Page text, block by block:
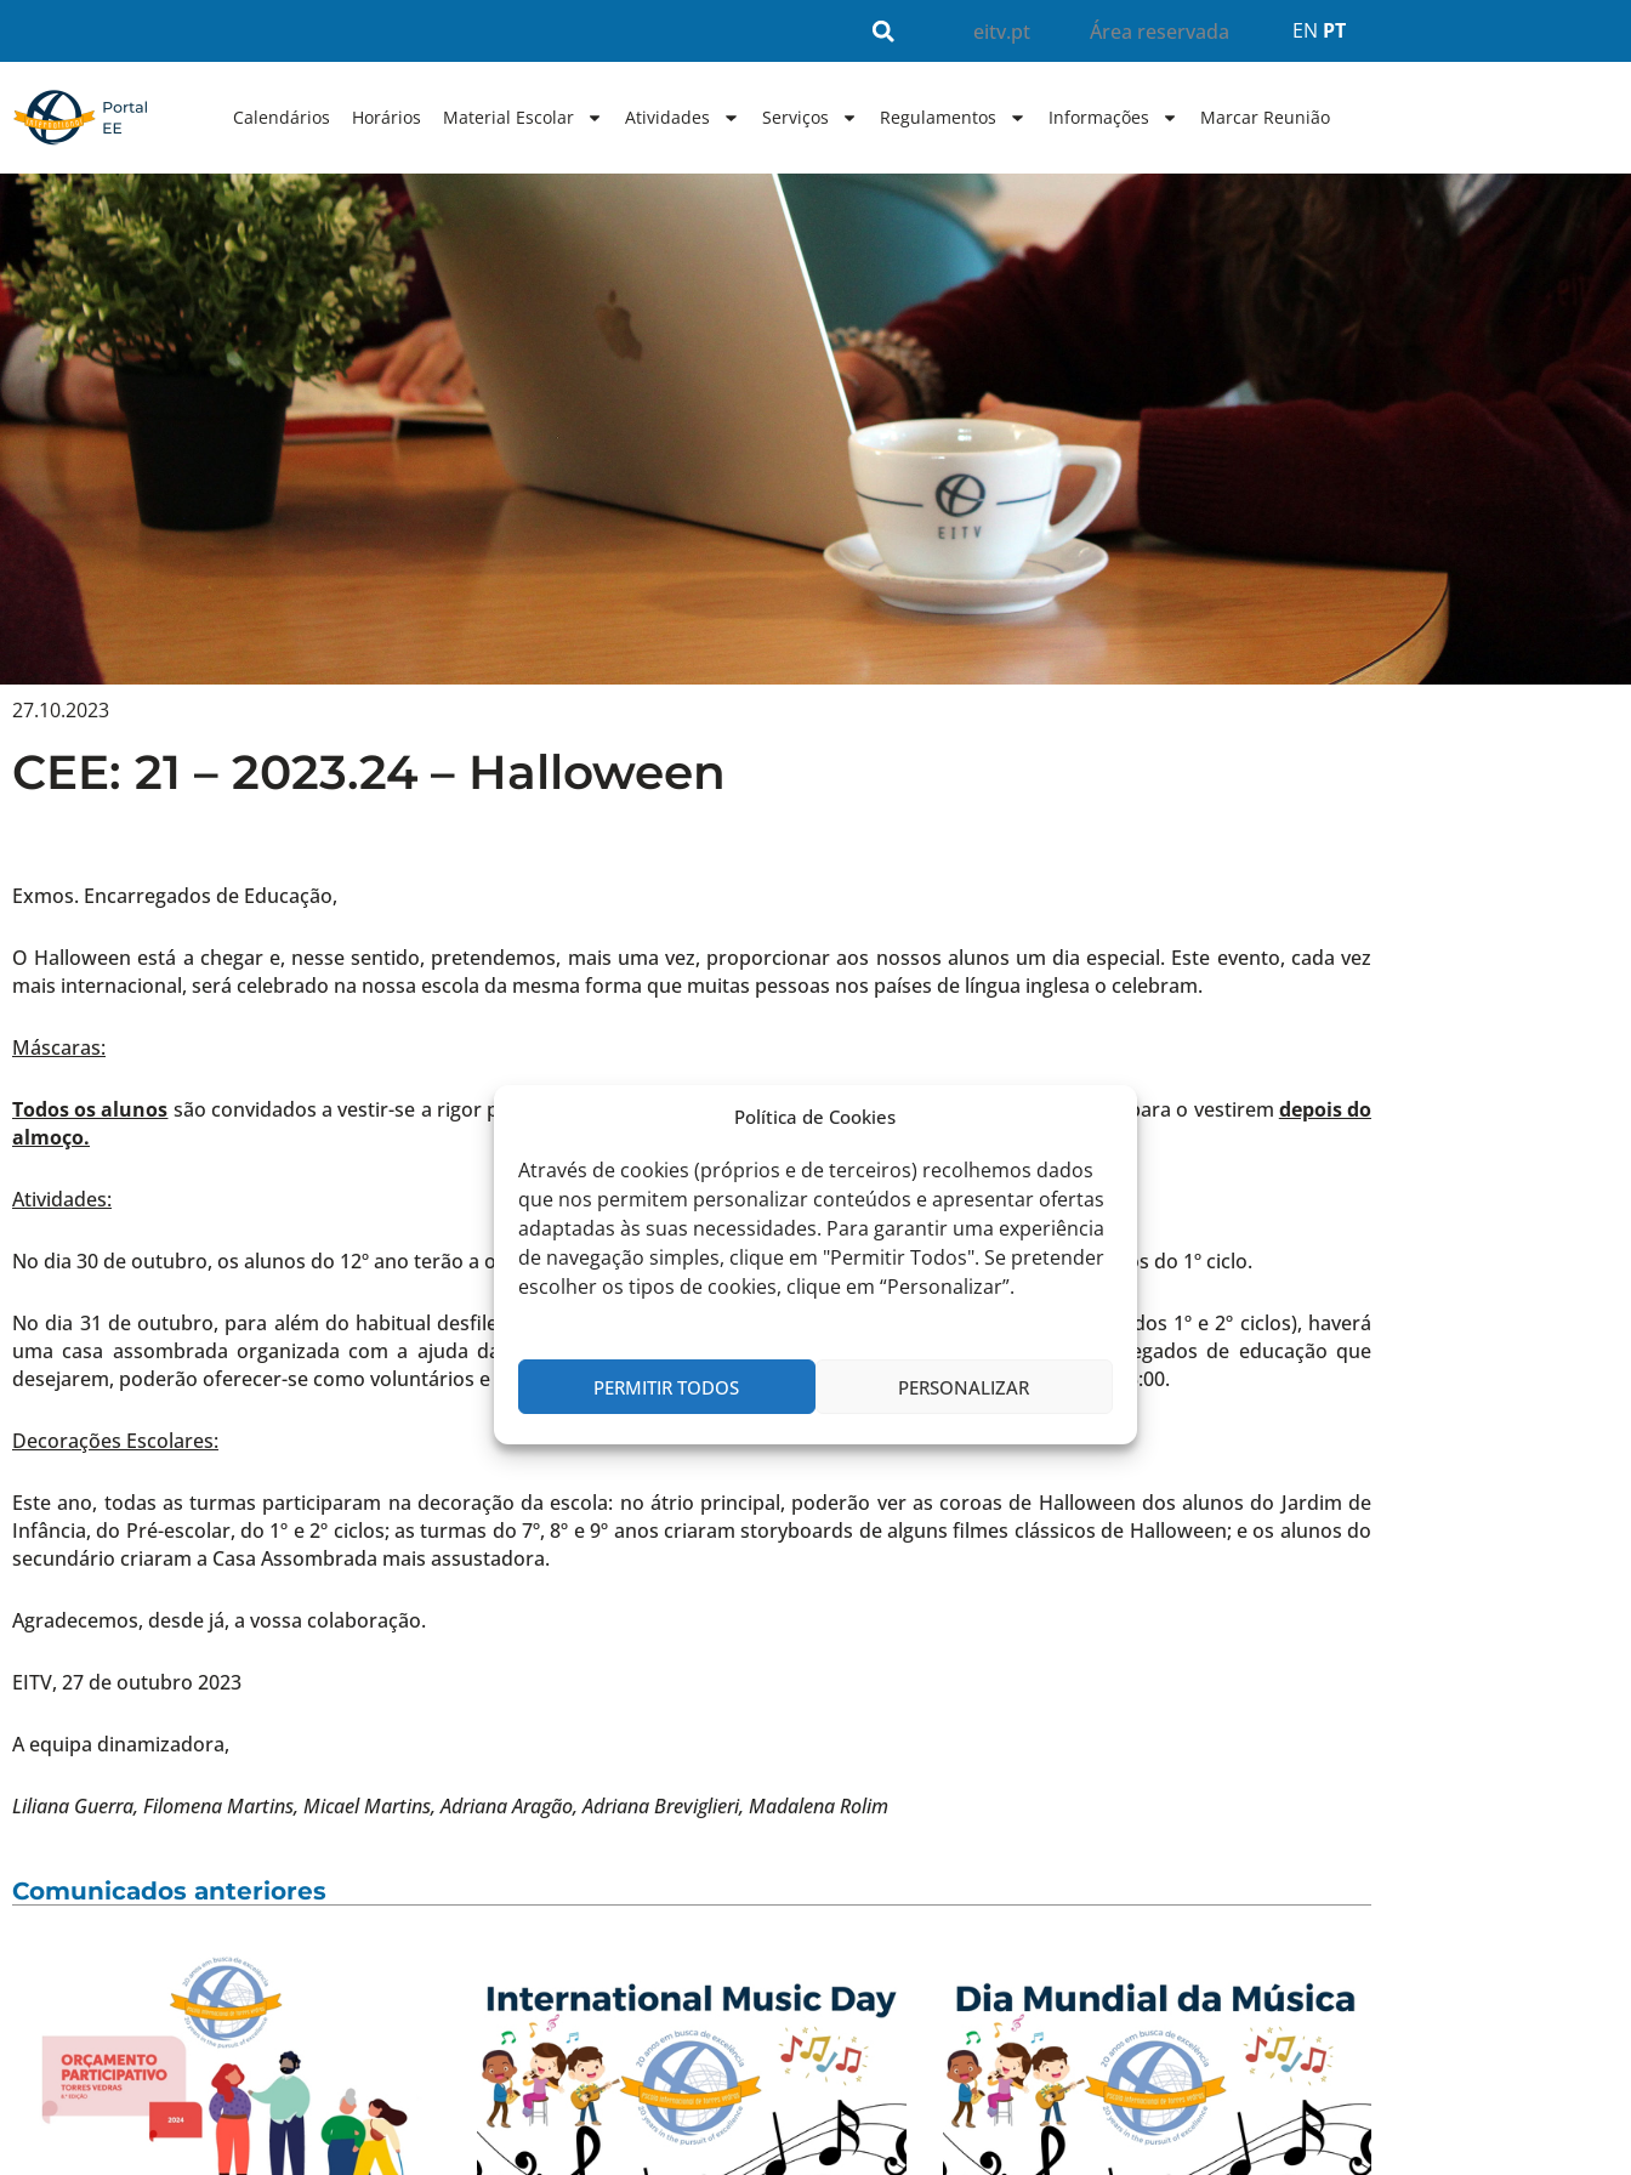
Política de Cookies
Através de cookies (próprios e de terceiros) recolhemos dados
que nos permitem personalizar conteúdos e apresentar ofertas
adaptadas às suas necessidades. Para garantir uma experiência
de navegação simples, clique em "Permitir Todos". Se pretender
escolher os tipos de cookies, clique em “Personalizar”.
PERMITIR TODOS PERSONALIZAR
content
eitv.pt Área reservada EN PT
Calendários Horários Material Escolar Atividades Serviços Regulamentos Informações Marcar Reunião
27.10.2023
CEE: 21 – 2023.24 – Halloween
Exmos. Encarregados de Educação,
O Halloween está a chegar e, nesse sentido, pretendemos, mais uma vez, proporcionar aos nossos alunos um dia especial. Este evento, cada vez
mais internacional, será celebrado na nossa escola da mesma forma que muitas pessoas nos países de língua inglesa o celebram.
Máscaras:
Todos os alunos são convidados a vestir-se a rigor para a festa. Devem trazer o seu disfarce de Halloween para a escola para o vestirem depois do
almoço.
Atividades:
No dia 30 de outubro, os alunos do 12º ano terão a oportunidade de partilhar as suas histórias assustadoras com os alunos do 1º ciclo.
No dia 31 de outubro, para além do habitual desfile e concurso de Halloween (para todos os alunos da creche, da pré, dos 1º e 2º ciclos), haverá
uma casa assombrada organizada com a ajuda da Associação de Estudantes, situada perto do auditório. Os Encarregados de educação que
desejarem, poderão oferecer-se como voluntários e decorar connosco a escola, na próxima segunda-feira, dia 30, pelas 15:00.
Decorações Escolares:
Este ano, todas as turmas participaram na decoração da escola: no átrio principal, poderão ver as coroas de Halloween dos alunos do Jardim de
Infância, do Pré-escolar, do 1º e 2º ciclos; as turmas do 7º, 8º e 9º anos criaram storyboards de alguns filmes clássicos de Halloween; e os alunos do
secundário criaram a Casa Assombrada mais assustadora.
Agradecemos, desde já, a vossa colaboração.
EITV, 27 de outubro 2023
A equipa dinamizadora,
Liliana Guerra, Filomena Martins, Micael Martins, Adriana Aragão, Adriana Breviglieri, Madalena Rolim
Comunicados anteriores